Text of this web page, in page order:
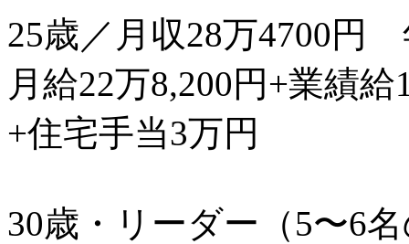
25歳／月収28万4700円
月給22万8,200円+業績
+住宅手当3万円
30歳・リーダー（5〜6